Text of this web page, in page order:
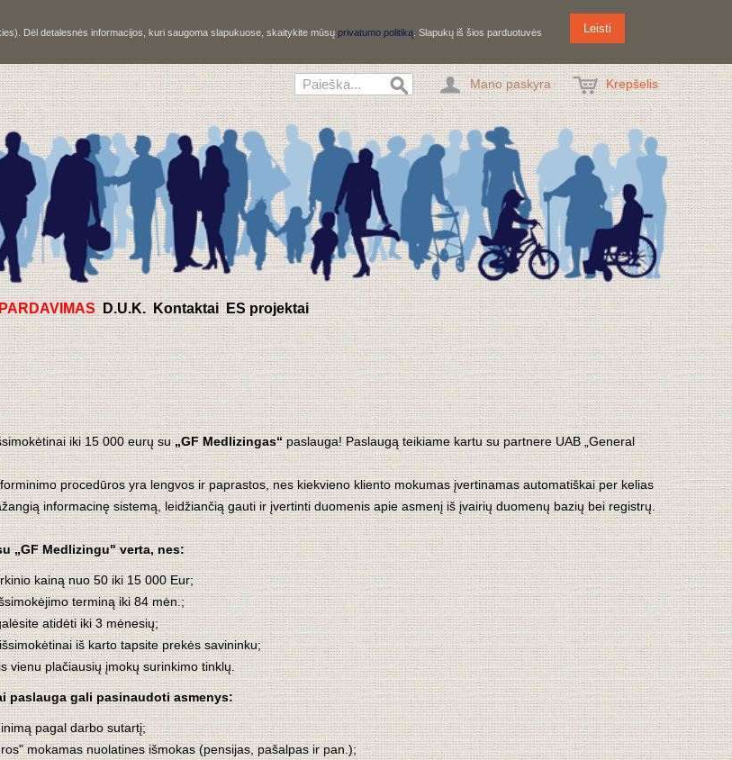
Dėl detalesnės informacijos, kuri saugoma slapukuose, skaitykite mūsų privatumo politiką . Slapukų iš šios parduotuvės
Leisti
Mano paskyra Krepšelis
D.U.K. Kontaktai ES projektai
iki 15 000 eurų su„GF Medlizingas“paslauga! Paslaugą teikiame kartu su partnere UAB „General
procedūros yra lengvos ir paprastos, nes kiekvieno kliento mokumas įvertinamas automatiškai per kelias
informacinę sistemą, leidžiančią gauti ir įvertinti duomenis apie asmenį iš įvairių duomenų bazių bei registrų.
„GF Medlizingu" verta, nes:
kainą nuo 50 iki 15 000 Eur;
terminą iki 84 mėn.;
atidėti iki 3 mėnesių;
iš karto tapsite prekės savininku;
vienu plačiausių įmokų surinkimo tinklų.
paslauga gali pasinaudoti asmenys:
pagal darbo sutartį;
mokamas nuolatines išmokas (pensijas, pašalpas ir pan.);